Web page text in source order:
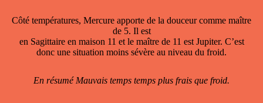
Côté températures, Mercure apporte de la douceur comme maître
de 5. Il est
en Sagittaire en maison 11 et le maître de 11 est Jupiter. C’est
donc une situation moins sévère au niveau du froid.
En résumé Mauvais temps temps plus frais que froid.